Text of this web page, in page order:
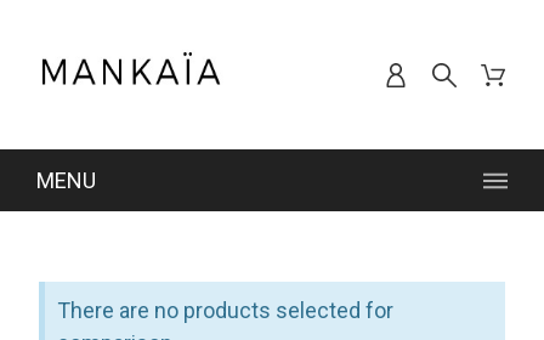
MENU
There are no products selected for